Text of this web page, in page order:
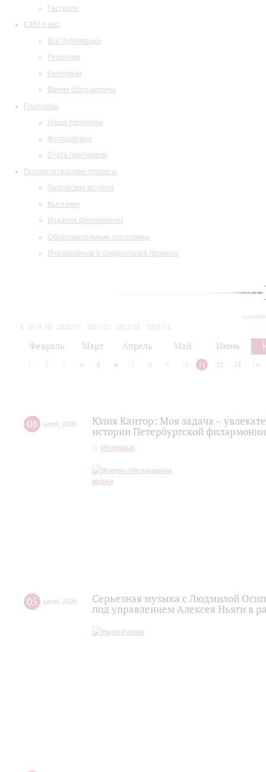
Гастроли
СМИ о нас
Все публикации
Рецензии
Интервью
Время Шостаковича
Партнеры
Наши партнеры
Фотогалерея
Стать партнером
Просветительские проекты
Творческие встречи
Выставки
Издания филармонии
Образовательные программы
Инклюзивные и специальные проекты
2019/20 2020/21 2021/22 2022/23
2023/24
Февраль Март Апрель Май Июнь
2 3 4 5 6 7 8 9 10 11 12 13 14
08 июля 2026
Юлия Кантор: Моя задача –
истории Петербургской
Интервью
05 июля 2026
Серьезная музыка с Людмилой
под управлением Алексея Ньяги в